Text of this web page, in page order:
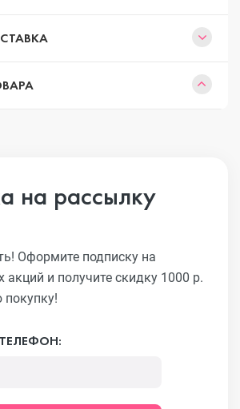
на рассылку
Оформите подписку на
акций и получите скидку 1000 р.